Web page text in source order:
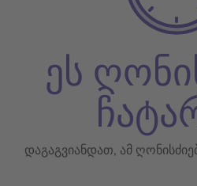
ეს
დაგაგვიანდათ, ამ